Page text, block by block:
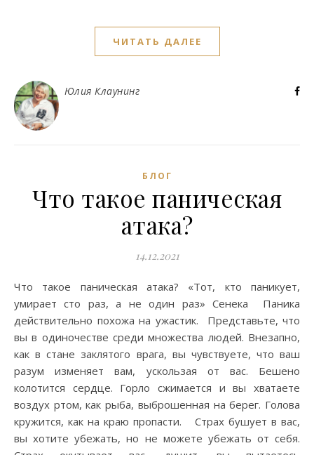
ЧИТАТЬ ДАЛЕЕ
Юлия Клаунинг
БЛОГ
Что такое паническая
атака?
14.12.2021
Что такое паническая атака? «Тот, кто паникует,
умирает сто раз, а не один раз» Сенека Паника
действительно похожа на ужастик. Представьте, что
вы в одиночестве среди множества людей. Внезапно,
как в стане заклятого врага, вы чувствуете, что ваш
разум изменяет вам, ускользая от вас. Бешено
колотится сердце. Горло сжимается и вы хватаете
воздух ртом, как рыба, выброшенная на берег. Голова
кружится, как на краю пропасти. Страх бушует в вас,
вы хотите убежать, но не можете убежать от себя.